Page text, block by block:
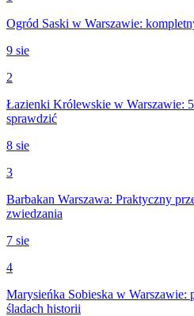
Ogród Saski w Warszawie:
9 sie
2
Łazienki Królewskie w Warszawie:
sprawdzić
8 sie
3
Barbakan Warszawa: Praktyczny
zwiedzania
7 sie
4
Marysieńka Sobieska w
śladach historii